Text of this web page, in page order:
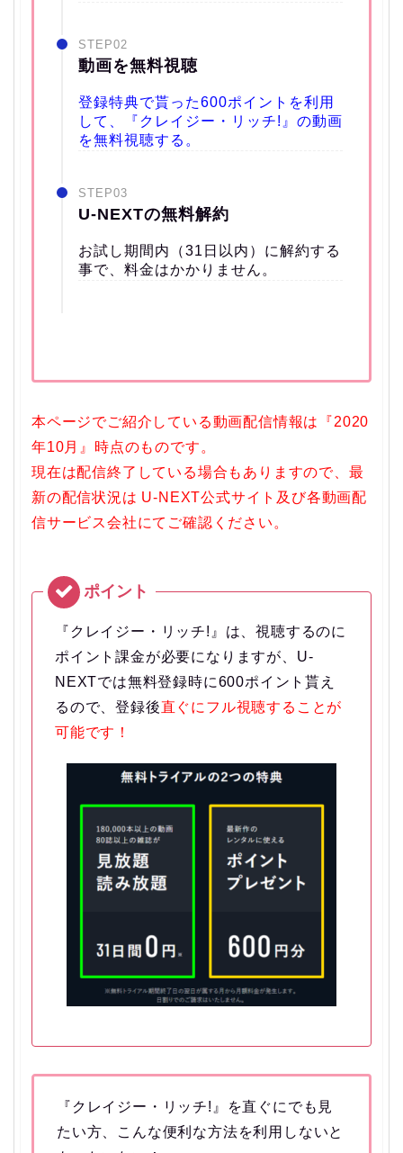
STEP02
動画を無料視聴
登録特典で貰った600ポイントを利用
して、『クレイジー・リッチ!』の動画
を無料視聴する。
STEP03
U-NEXTの無料解約
お試し期間内（31日以内）に解約する
事で、料金はかかりません。
本ページでご紹介している動画配信情報は『2020
年10月』時点のものです。
現在は配信終了している場合もありますので、最
新の配信状況は U-NEXT公式サイト及び各動画配
信サービス会社にてご確認ください。
『クレイジー・リッチ!』は、視聴するのに
ポイント課金が必要になりますが、U-
NEXTでは無料登録時に600ポイント貰え
るので、登録後直ぐにフル視聴することが
可能です！
『クレイジー・リッチ!』を直ぐにでも見
たい方、こんな便利な方法を利用しないと